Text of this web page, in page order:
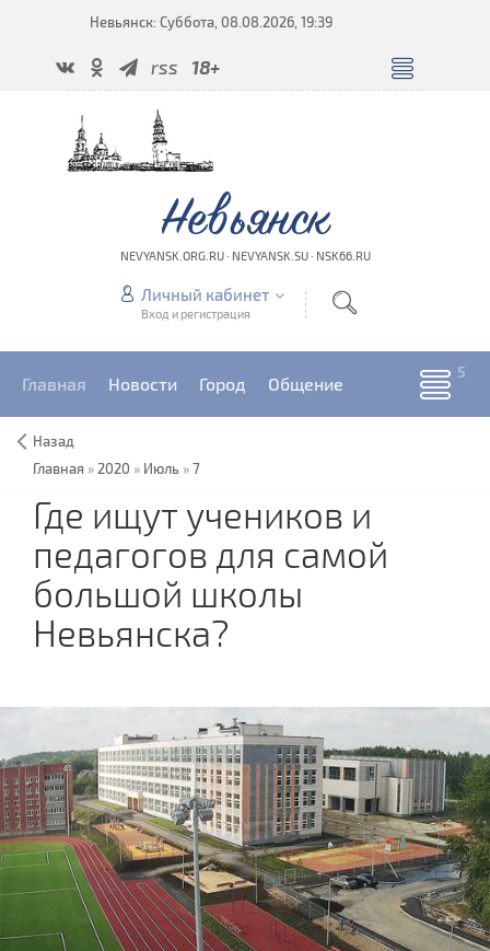
Невьянск: Суббота, 08.08.2026, 19:39
rss 18+
Невьянск
NEVYANSK.ORG.RU · NEVYANSK.SU · NSK66.RU
Личный кабинет
Вход и регистрация
Главная Новости Город Общение
Назад
Главная » 2020 » Июль »7
Где ищут учеников и
педагогов для самой
большой школы
Невьянска?